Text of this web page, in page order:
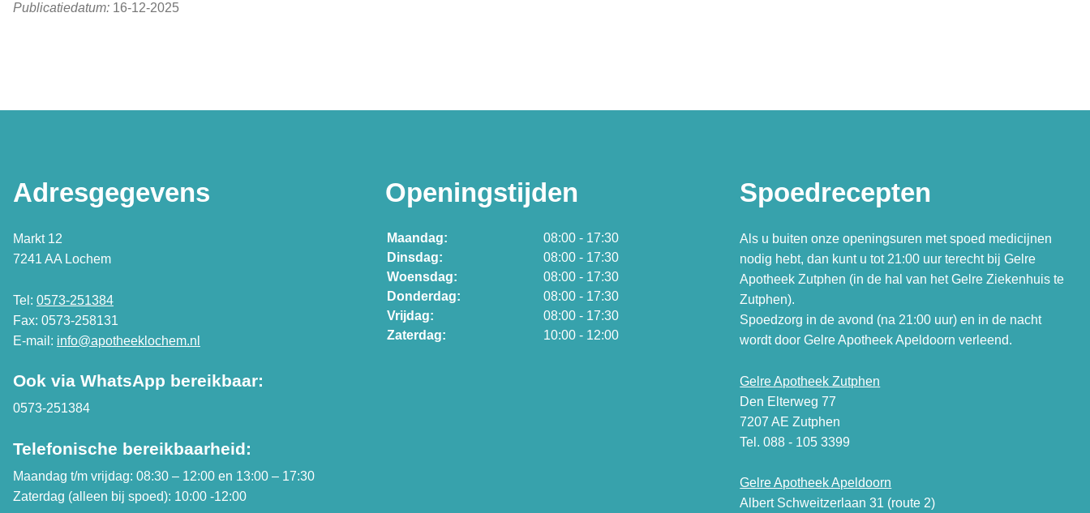
Publicatiedatum: 16-12-2025
Adresgegevens
Markt 12
7241 AA Lochem
Tel: 0573-251384
Fax: 0573-258131
E-mail: info@apotheeklochem.nl
Ook via WhatsApp bereikbaar:
0573-251384
Telefonische bereikbaarheid:
Maandag t/m vrijdag: 08:30 – 12:00 en 13:00 – 17:30
Zaterdag (alleen bij spoed): 10:00 -12:00
Openingstijden
Maandag:
08:00 - 17:30
Dinsdag:
08:00 - 17:30
Woensdag:
08:00 - 17:30
Donderdag:
08:00 - 17:30
Vrijdag:
08:00 - 17:30
Zaterdag:
10:00 - 12:00
Spoedrecepten
Als u buiten onze openingsuren met spoed medicijnen
nodig hebt, dan kunt u tot 21:00 uur terecht bij Gelre
Apotheek Zutphen (in de hal van het Gelre Ziekenhuis te
Zutphen).
Spoedzorg in de avond (na 21:00 uur) en in de nacht
wordt door Gelre Apotheek Apeldoorn verleend.
Gelre Apotheek Zutphen
Den Elterweg 77
7207 AE Zutphen
Tel. 088 - 105 3399
Gelre Apotheek Apeldoorn
Albert Schweitzerlaan 31 (route 2)